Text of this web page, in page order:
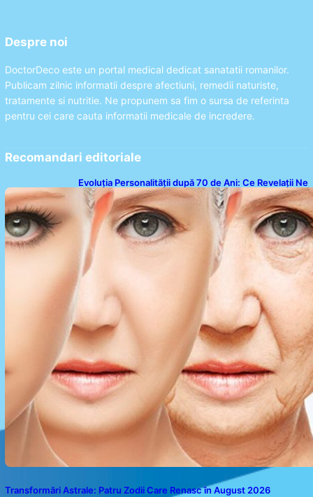
Despre noi
DoctorDeco este un portal medical dedicat sanatatii romanilor.
Publicam zilnic informatii despre afectiuni, remedii naturiste,
tratamente si nutritie. Ne propunem sa fim o sursa de referinta
pentru cei care cauta informatii medicale de incredere.
Recomandari editoriale
Evoluția Personalității după 70 de Ani: Ce Revelații Ne
Oferă Studiile Psihologice
Transformări Astrale: Patru Zodii Care Renasc în August 2026